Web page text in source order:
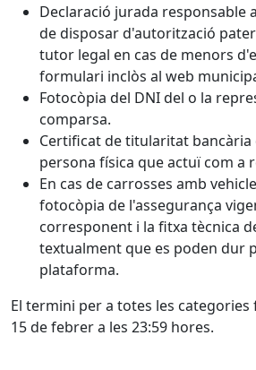
Declaració jurada responsable
de disposar d'autorització
tutor legal en cas de menors
formulari inclòs al web
Fotocòpia del DNI del o la
comparsa.
Certificat de titularitat bancària
persona física que actuï com a
En cas de carrosses amb
fotocòpia de l'assegurança
corresponent i la fitxa tècnica
textualment que es poden dur
plataforma.
El termini per a totes les
15 de febrer a les 23:59 hores.